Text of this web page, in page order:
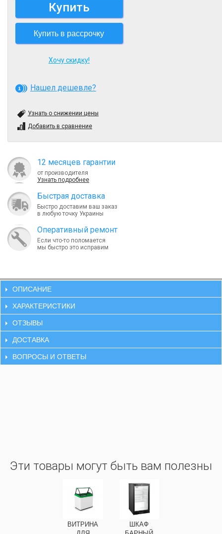
Купить
Купить в рассрочку
Хочу скидку!
Нашел дешевле?
Узнать о снижении цены
Добавить в сравнение
12 месяцев гарантии
от производителя
Узнать подробнее
Быcтрая доставка
Быстро доставим ваш заказ
в любую точку Украины
Оперативный ремонт
Если что-то поломается
мы быстро это исправим
ОПИСАНИЕ
ХАРАКТЕРИСТИКИ
ОТЗЫВЫ
ДОСТАВКА
ВОПРОСЫ И ОТВЕТЫ
Эти товары могут быть вам полезны
ВИТРИНА
ШКАФ